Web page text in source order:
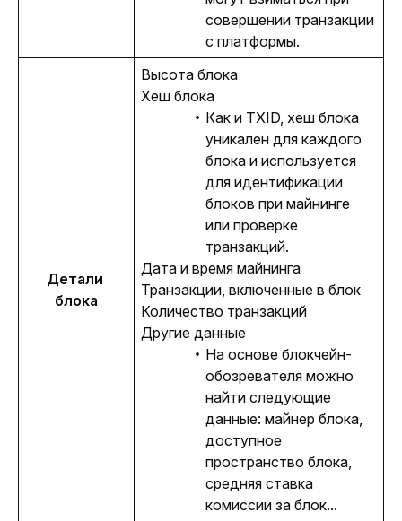
совершении транзакции
с платформы.
Детали
блока
Высота блока
Хеш блока
Как и TXID, хеш блока
уникален для каждого
блока и используется
для идентификации
блоков при майнинге
или проверке
транзакций.
Дата и время майнинга
Транзакции, включенные в блок
Количество транзакций
Другие данные
На основе блокчейн-
обозревателя можно
найти следующие
данные: майнер блока,
доступное
пространство блока,
средняя ставка
комиссии за блок...